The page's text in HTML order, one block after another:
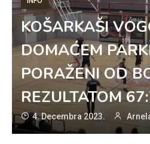
KOŠARKAŠI
DOMAĆEM
PORAŽENI OD
REZULTATOM
4. Decembra 2023.